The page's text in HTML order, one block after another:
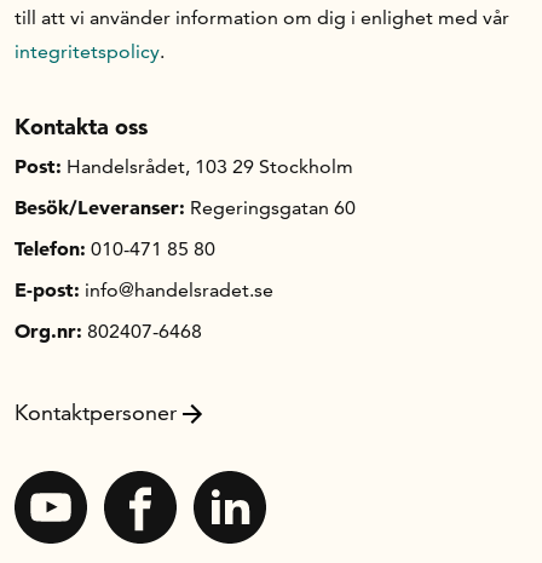
till att vi använder information om dig i enlighet med vår
integritetspolicy.
Kontakta oss
Post: Handelsrådet, 103 29 Stockholm
Besök/Leveranser: Regeringsgatan 60
Telefon: 010-471 85 80
E-post: info@handelsradet.se
Org.nr: 802407-6468
Kontaktpersoner